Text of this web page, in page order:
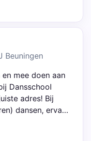
Beuningen
mee doen aan
Dansschool
adres! Bij
dansen, erva…